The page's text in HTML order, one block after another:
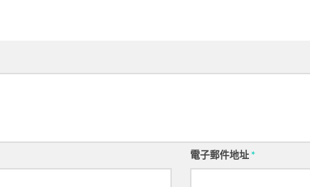
電子郵件地址*